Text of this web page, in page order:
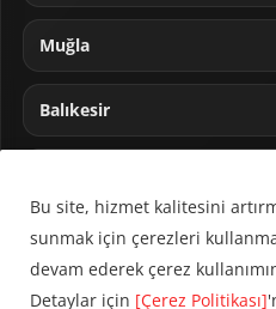
Muğla
Balıkesir
Bu site, hizmet kalitesini
sunmak için çerezleri
devam ederek çerez
Detaylar için [Çerez Politikası]